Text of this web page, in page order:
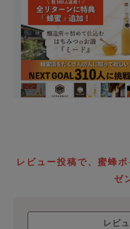
レビュー投稿で、蜜蜂
ゼ
レビ